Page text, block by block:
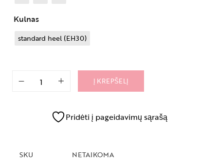
Kulnas
standard heel (EH30)
Į KREPŠELĮ
Pridėti į pageidavimų sąrašą
SKU
NETAIKOMA